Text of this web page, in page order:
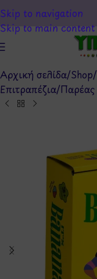
Skip to navigation
Skip to main content
Αρχική σελίδα/Shop/
Επιτραπέζια/Παρέας